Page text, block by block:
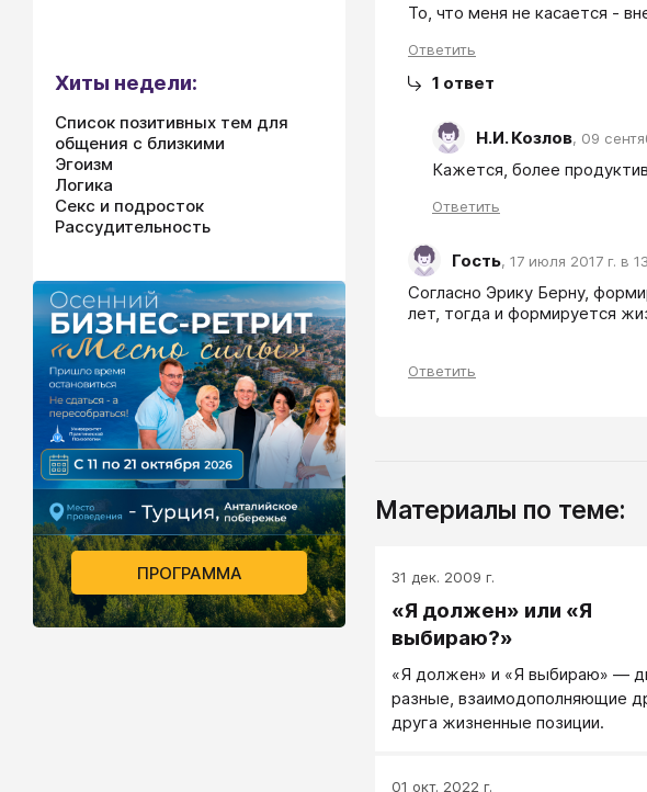
То, что меня не касается -
Ответить
1 ответ
Н.И. Козлов, 09
Кажется, более
Ответить
Гость, 17 июля 2017 г. в
Согласно Эрику Берну,
лет, тогда и формируется
Ответить
Материалы по теме:
31 дек. 2009 г.
«Я должен» или «Я
выбираю?»
«Я должен» и «Я выбираю» —
разные, взаимодополняющие
друга жизненные позиции.
01 окт. 2022 г.
Хиты недели:
Список позитивных тем для
общения с близкими
Эгоизм
Логика
Секс и подросток
Рассудительность
ПРОГРАММА